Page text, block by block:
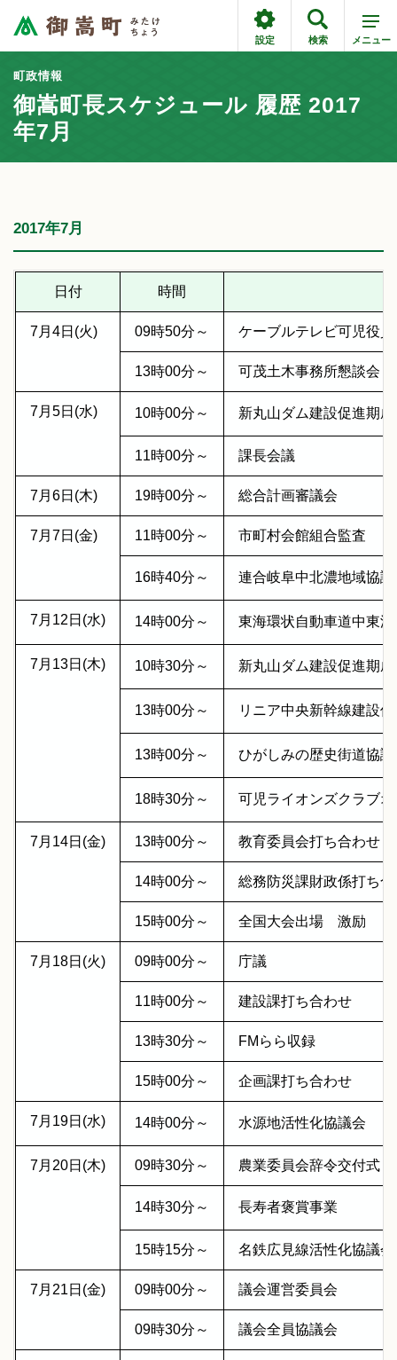
設定 検索 メニュー
町政情報
御嵩町長スケジュール 履歴 2017
年7月
2017年7月
日付 時間
7月4日(火) 09時50分～ ケーブルテレビ可児役
13時00分～ 可茂土木事務所懇談会
7月5日(水) 10時00分～ 新丸山ダム建設促進期
11時00分～ 課長会議
7月6日(木) 19時00分～ 総合計画審議会
7月7日(金) 11時00分～ 市町村会館組合監査
16時40分～ 連合岐阜中北濃地域協
7月12日(水) 14時00分～ 東海環状自動車道中東
7月13日(木) 10時30分～ 新丸山ダム建設促進期
13時00分～ リニア中央新幹線建設
13時00分～ ひがしみの歴史街道協
18時30分～ 可児ライオンズクラブ
7月14日(金) 13時00分～ 教育委員会打ち合わせ
14時00分～ 総務防災課財政係打ち
15時00分～ 全国大会出場 激励
7月18日(火) 09時00分～ 庁議
11時00分～ 建設課打ち合わせ
13時30分～ FMらら収録
15時00分～ 企画課打ち合わせ
7月19日(水) 14時00分～ 水源地活性化協議会
7月20日(木) 09時30分～ 農業委員会辞令交付式
14時30分～ 長寿者褒賞事業
15時15分～ 名鉄広見線活性化協議会
7月21日(金) 09時00分～ 議会運営委員会
09時30分～ 議会全員協議会